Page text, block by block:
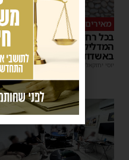
מאירים את השבת
בכל רחבי העיר: המיזם
המדליק של המועצה הדתית
באשדוד
יוסי יחזקאלי